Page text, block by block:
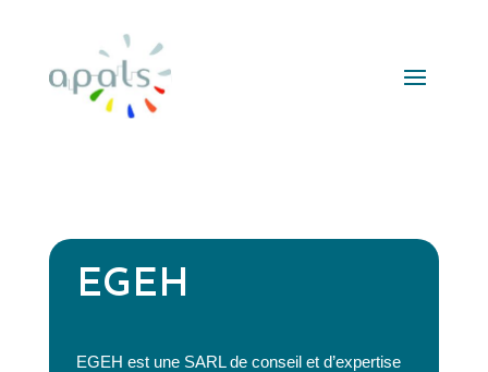
EGEH
EGEH est une SARL de conseil et d’expertise